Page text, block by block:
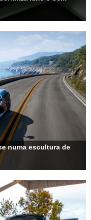
numa escultura de